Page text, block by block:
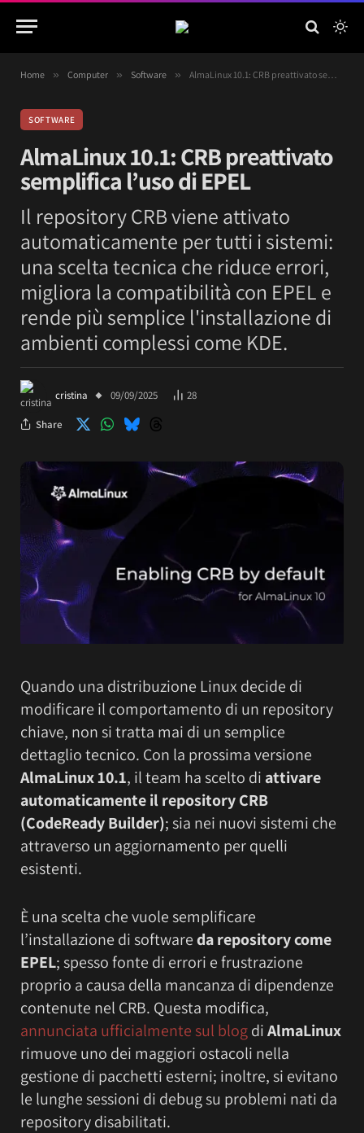
Home » Computer » Software » AlmaLinux 10.1: CRB preattivato semplifica l’uso di EPEL
SOFTWARE
AlmaLinux 10.1: CRB preattivato
semplifica l’uso di EPEL
Il repository CRB viene attivato
automaticamente per tutti i sistemi:
una scelta tecnica che riduce errori,
migliora la compatibilità con EPEL e
rende più semplice l'installazione di
ambienti complessi come KDE.
cristina 09/09/2025 28
Share
Quando una distribuzione Linux decide di
modificare il comportamento di un repository
chiave, non si tratta mai di un semplice
dettaglio tecnico. Con la prossima versione
AlmaLinux 10.1, il team ha scelto di attivare
automaticamente il repository CRB
(CodeReady Builder); sia nei nuovi sistemi che
attraverso un aggiornamento per quelli
esistenti.
È una scelta che vuole semplificare
l’installazione di softwareda repository come
EPEL; spesso fonte di errori e frustrazione
proprio a causa della mancanza di dipendenze
contenute nel CRB. Questa modifica,
annunciata ufficialmente sul blogdiAlmaLinux
rimuove uno dei maggiori ostacoli nella
gestione di pacchetti esterni; inoltre, si evitano
le lunghe sessioni di debug su problemi nati da
repository disabilitati.